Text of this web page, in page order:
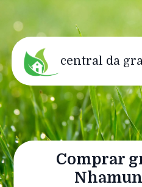
central da
Comprar